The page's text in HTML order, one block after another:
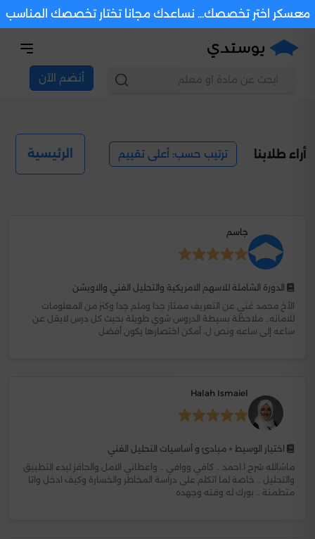
معسكر اختر تخصصك... نساعدك مجانا تختار تخصصك المناسب
×
أنضم الآن
أراء طلابنا ترتيب حسب: أعلى تقييم الرئيسية
جاسم
الدورة الشاملة للاسهم الامريكية والتحليل الفني والاوبشن
الأخ محمد غني عن التعريف ممتاز جدا وملم جدا وكنز من المعلومات
للامانه.. ملاحظة بسيطة الدروس شوي طويلة بحيث كل درس لايقل عن
ساعه إلى ساعه ونص ل. أمكن اختصارها يكون أفضل
Halah Ismaiel
اختيار الوسيط + مبادئ و أساسيات التحليل الفني
ماشالله شرح ا.احمد .. كافي ووافي .. واعطاني الامل والحافز لبدء التطبيق
والتحليل .. خاصة لما اتكلم على دراسة المخاطر والخسارة وكيف ادخل واتا
متطمنة .. بورك له وقته وجهده